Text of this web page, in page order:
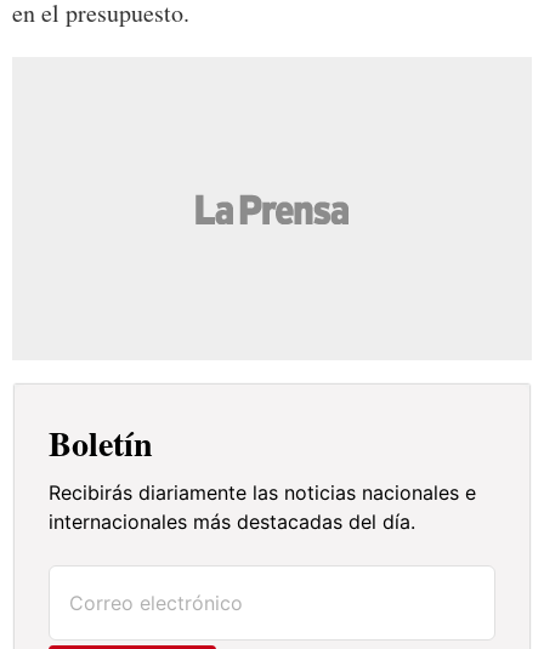
en el presupuesto.
Boletín
Recibirás diariamente las noticias nacionales e
internacionales más destacadas del día.